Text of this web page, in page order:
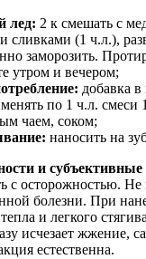
лед: 2 к смешать с
сливками (1 ч.л.),
заморозить.
утром и вечером;
добавка
по 1 ч.л. смеси
чаем, соком;
наносить на
и
с осторожностью. Не
болезни. При
и легкого
исчезает жжение,
естественна.